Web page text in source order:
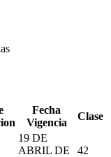
Fecha
Vigencia
Clase
19 DE
ABRIL DE
42